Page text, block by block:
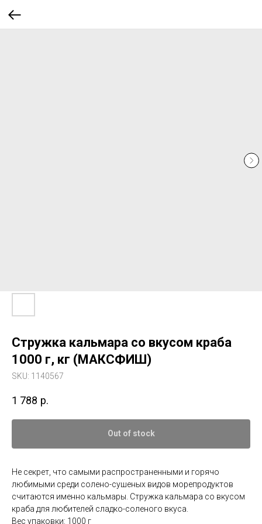
Стружка кальмара со вкусом краба
1000 г, кг (МАКСФИШ)
SKU: 1140567
1 788 р.
Out of stock
Не секрет, что самыми распространенными и горячо
любимыми среди солено-сушеных видов морепродуктов
считаются именно кальмары. Стружка кальмара со вкусом
краба для любителей сладко-соленого вкуса.
Вес упаковки: 1000 г